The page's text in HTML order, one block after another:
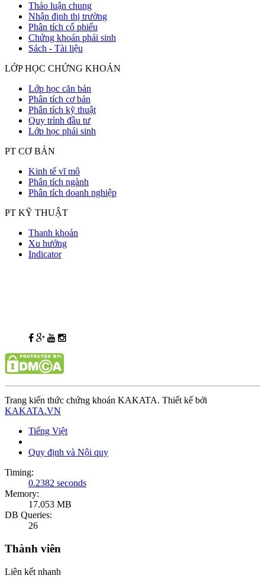
Thảo luận chung
Nhận định thị trường
Phân tích cổ phiếu
Chứng khoán phái sinh
Sách - Tài liệu
LỚP HỌC CHỨNG KHOÁN
Lớp học căn bản
Phân tích cơ bản
Phân tích kỹ thuật
Quy trình đầu tư
Lớp học phái sinh
PT CƠ BẢN
Kinh tế vĩ mô
Phân tích ngành
Phân tích doanh nghiệp
PT KỸ THUẬT
Thanh khoản
Xu hướng
Indicator
Trang kiến thức chứng khoán KAKATA. Thiết kế bởi
KAKATA.VN
Tiếng Việt
Quy định và Nội quy
Timing:
0.2382 seconds
Memory:
17.053 MB
DB Queries:
26
Thành viên
Liên kết nhanh